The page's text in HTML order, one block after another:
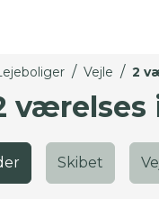
/ Vejle / 2
værelses
Skibet